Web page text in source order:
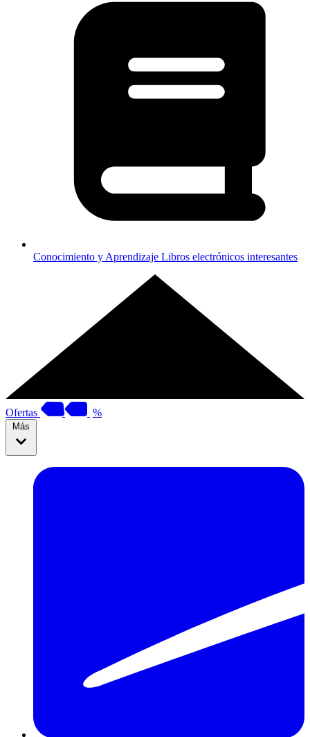
Conocimiento y Aprendizaje Libros electrónicos interesantes
Ofertas %
Más